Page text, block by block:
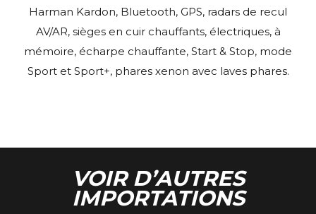
Harman Kardon, Bluetooth, GPS, radars de recul
AV/AR, sièges en cuir chauffants, électriques, à
mémoire, écharpe chauffante, Start & Stop, mode
Sport et Sport+, phares xenon avec laves phares.
VOIR D’AUTRES
IMPORTATIONS